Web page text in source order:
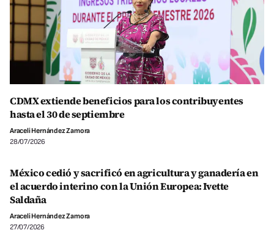
CDMX extiende beneficios para los contribuyentes
hasta el 30 de septiembre
Araceli Hernández Zamora
28/07/2026
México cedió y sacrificó en agricultura y ganadería en
el acuerdo interino con la Unión Europea: Ivette
Saldaña
Araceli Hernández Zamora
27/07/2026